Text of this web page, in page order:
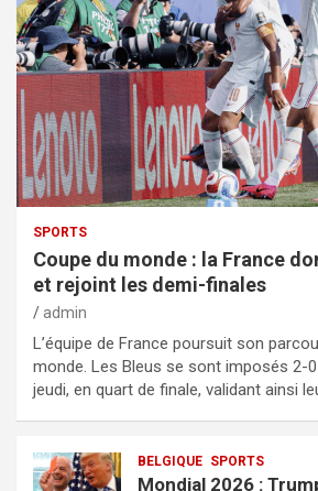
SPORTS
Coupe du monde : la France
et rejoint les demi-finales
admin
L’équipe de France poursuit son
monde. Les Bleus se sont imposés 2-
jeudi, en quart de finale, validant ainsi
BELGIQUE SPORTS
Mondial 2026 :